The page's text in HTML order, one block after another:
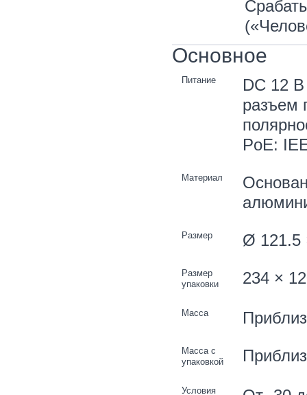
Основное
Питание
DC 12
разъем
PoE:
Материал
Размер Ø 121.5
Размер
упаковки
234 ×
Масса
Масса с
упаковкой
Условия